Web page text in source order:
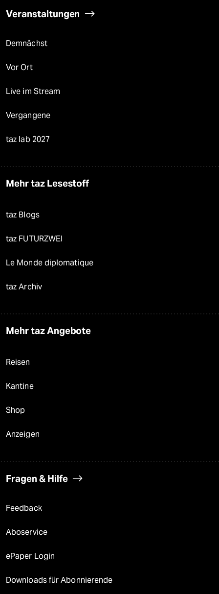
Veranstaltungen
Demnächst
Vor Ort
Live im Stream
Vergangene
taz lab 2027
Mehr taz Lesestoff
taz Blogs
taz FUTURZWEI
Le Monde diplomatique
taz Archiv
Mehr taz Angebote
Reisen
Kantine
Shop
Anzeigen
Fragen & Hilfe
Feedback
Aboservice
ePaper Login
Downloads für Abonnierende